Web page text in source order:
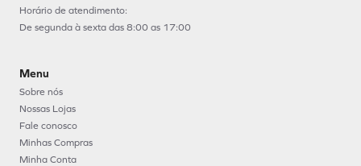
Horário de atendimento:
De segunda à sexta das 8:00 as 17:00
Menu
Sobre nós
Nossas Lojas
Fale conosco
Minhas Compras
Minha Conta